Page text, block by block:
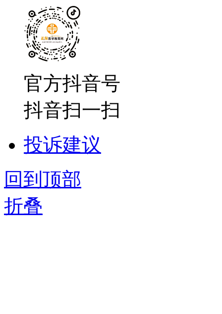
官方抖音号
抖音扫一扫
投诉建议
回到顶部
折叠